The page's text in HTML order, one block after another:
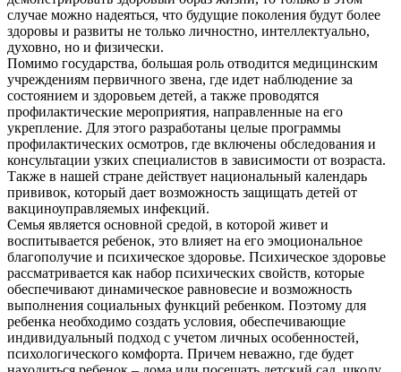
случае можно надеяться, что будущие поколения будут более
здоровы и развиты не только личностно, интеллектуально,
духовно, но и физически.
Помимо государства, большая роль отводится медицинским
учреждениям первичного звена, где идет наблюдение за
состоянием и здоровьем детей, а также проводятся
профилактические мероприятия, направленные на его
укрепление. Для этого разработаны целые программы
профилактических осмотров, где включены обследования и
консультации узких специалистов в зависимости от возраста.
Также в нашей стране действует национальный календарь
прививок, который дает возможность защищать детей от
вакциноуправляемых инфекций.
Семья является основной средой, в которой живет и
воспитывается ребенок, это влияет на его эмоциональное
благополучие и психическое здоровье. Психическое здоровье
рассматривается как набор психических свойств, которые
обеспечивают динамическое равновесие и возможность
выполнения социальных функций ребенком. Поэтому для
ребенка необходимо создать условия, обеспечивающие
индивидуальный подход с учетом личных особенностей,
психологического комфорта. Причем неважно, где будет